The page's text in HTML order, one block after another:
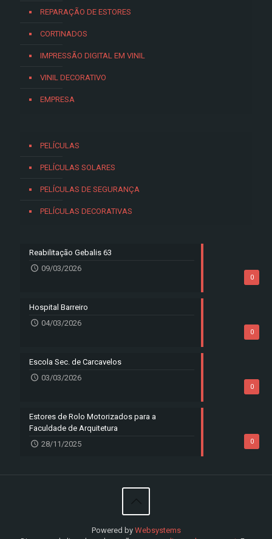
REPARAÇÃO DE ESTORES
CORTINADOS
IMPRESSÃO DIGITAL EM VINIL
VINIL DECORATIVO
EMPRESA
PELÍCULAS
PELÍCULAS SOLARES
PELÍCULAS DE SEGURANÇA
PELÍCULAS DECORATIVAS
0
Reabilitação Gebalis 63
09/03/2026
0
Hospital Barreiro
04/03/2026
0
Escola Sec. de Carcavelos
03/03/2026
0
Estores de Rolo Motorizados para a
Faculdade de Arquitetura
28/11/2025
Powered by Websystems